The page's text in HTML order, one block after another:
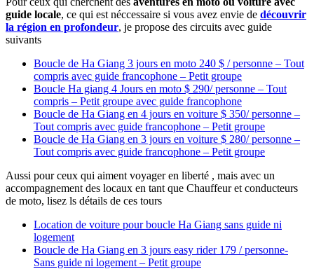
guide locale, ce qui est néccessaire si vous avez envie de découvrir
la région en profondeur, je propose des circuits avec guide
suivants
Boucle de Ha Giang 3 jours en moto 240 $ / personne – Tout
compris avec guide francophone – Petit groupe
Boucle Ha giang 4 Jours en moto $ 290/ personne – Tout
compris – Petit groupe avec guide francophone
Boucle de Ha Giang en 4 jours en voiture $ 350/ personne –
Tout compris avec guide francophone – Petit groupe
Boucle de Ha Giang en 3 jours en voiture $ 280/ personne –
Tout compris avec guide francophone – Petit groupe
Aussi pour ceux qui aiment voyager en liberté , mais avec un
accompagnement des locaux en tant que Chauffeur et conducteurs
de moto, lisez ls détails de ces tours
Location de voiture pour boucle Ha Giang sans guide ni
logement
Boucle de Ha Giang en 3 jours easy rider 179 / personne-
Sans guide ni logement – Petit groupe